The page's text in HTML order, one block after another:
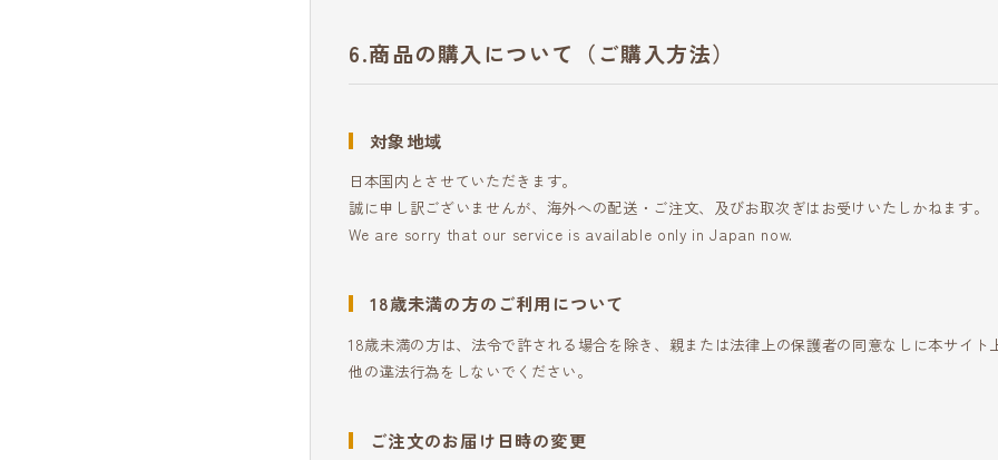
商品の購入について（ご購入方法）
対象地域
日本国内とさせていただきます。
誠に申し訳ございませんが、海外への配送・ご注文、及びお取次ぎはお受けいたしかねます。
We are sorry that our service is available only in Japan now.
18歳未満の方のご利用について
18歳未満の方は、法令で許される場合を除き、親または法律上の保護者の同意なしに本サイト
他の違法行為をしないでください。
ご注文のお届け日時の変更